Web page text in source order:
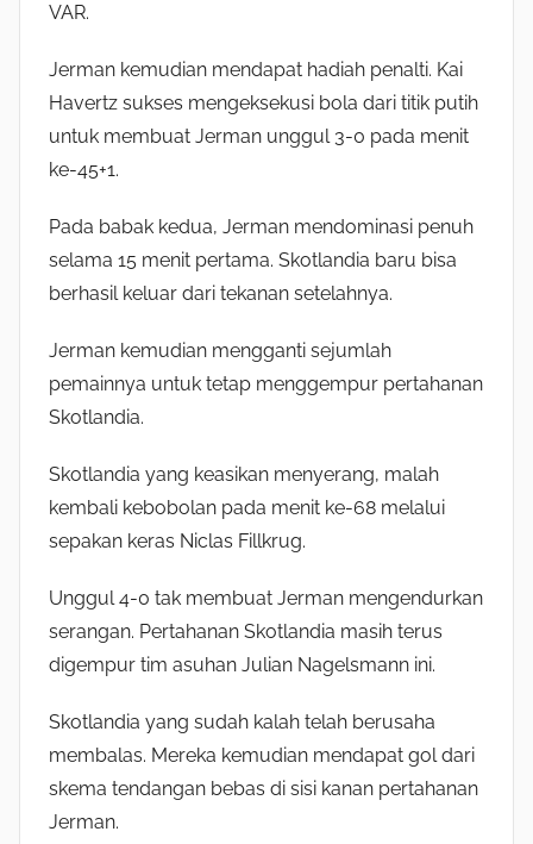
VAR.
Jerman kemudian mendapat hadiah penalti. Kai
Havertz sukses mengeksekusi bola dari titik putih
untuk membuat Jerman unggul 3-0 pada menit
ke-45+1.
Pada babak kedua, Jerman mendominasi penuh
selama 15 menit pertama. Skotlandia baru bisa
berhasil keluar dari tekanan setelahnya.
Jerman kemudian mengganti sejumlah
pemainnya untuk tetap menggempur pertahanan
Skotlandia.
Skotlandia yang keasikan menyerang, malah
kembali kebobolan pada menit ke-68 melalui
sepakan keras Niclas Fillkrug.
Unggul 4-0 tak membuat Jerman mengendurkan
serangan. Pertahanan Skotlandia masih terus
digempur tim asuhan Julian Nagelsmann ini.
Skotlandia yang sudah kalah telah berusaha
membalas. Mereka kemudian mendapat gol dari
skema tendangan bebas di sisi kanan pertahanan
Jerman.